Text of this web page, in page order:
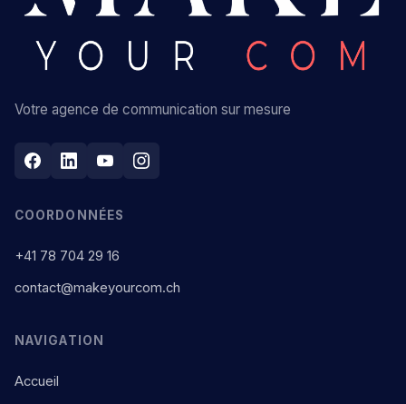
Votre agence de communication sur mesure
COORDONNÉES
+41 78 704 29 16
contact@makeyourcom.ch
NAVIGATION
Accueil